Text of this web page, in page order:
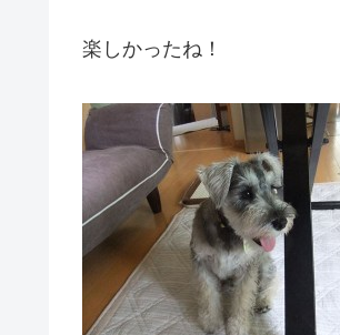
楽しかったね！